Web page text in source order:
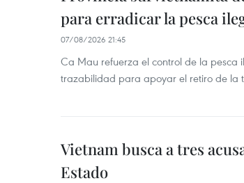
para erradicar la pesca
07/08/2026 21:45
Ca Mau refuerza el control de la pesca
trazabilidad para apoyar el retiro de la
Vietnam busca a tres
Estado